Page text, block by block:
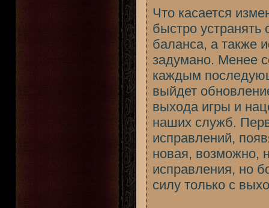
Что касается
быстро устранять
баланса, а также
задумано. Менее
каждым
выйдет
выхода игры и
наших служб.
исправлений,
новая, возможно,
исправления, но
силу только с